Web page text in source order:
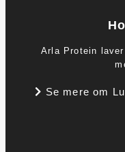
Arla Protein
Se mere om